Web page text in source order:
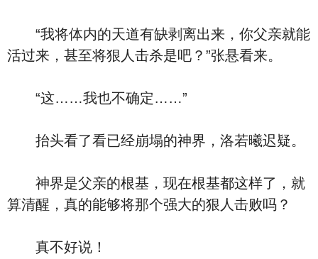
“我将体内的天道有缺剥离出来，你父亲就能
活过来，甚至将狠人击杀是吧？”张悬看来。
“这……我也不确定……”
抬头看了看已经崩塌的神界，洛若曦迟疑。
神界是父亲的根基，现在根基都这样了，就
算清醒，真的能够将那个强大的狠人击败吗？
真不好说！